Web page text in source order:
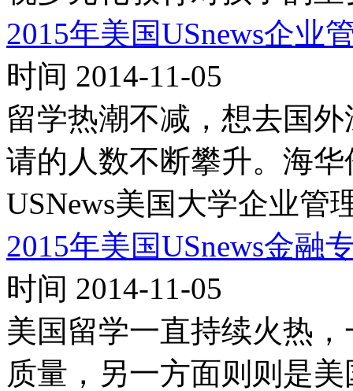
2015年美国USnews企业
时间 2014-11-05
留学热潮不减，想去国
请的人数不断攀升。海
USNews美国大学企业管
2015年美国USnews金融
时间 2014-11-05
美国留学一直持续火热
质量，另一方面则则是